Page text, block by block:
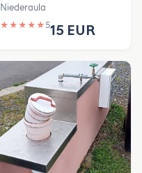
Niederaula
★ ★ ★ ★ ★515 EUR